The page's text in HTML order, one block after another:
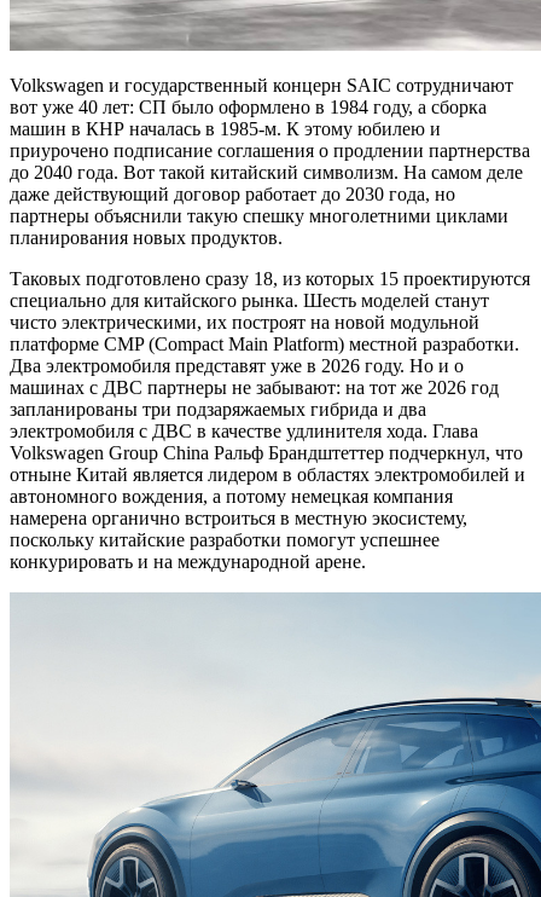
Volkswagen и государственный концерн SAIC сотрудничают
вот уже 40 лет: СП было оформлено в 1984 году, а сборка
машин в КНР началась в 1985-м. К этому юбилею и
приурочено подписание соглашения о продлении партнерства
до 2040 года. Вот такой китайский символизм. На самом деле
даже действующий договор работает до 2030 года, но
партнеры объяснили такую спешку многолетними циклами
планирования новых продуктов.
Таковых подготовлено сразу 18, из которых 15 проектируются
специально для китайского рынка. Шесть моделей станут
чисто электрическими, их построят на новой модульной
платформе CMP (Compact Main Platform) местной разработки.
Два электромобиля представят уже в 2026 году. Но и о
машинах с ДВС партнеры не забывают: на тот же 2026 год
запланированы три подзаряжаемых гибрида и два
электромобиля с ДВС в качестве удлинителя хода. Глава
Volkswagen Group China Ральф Брандштеттер подчеркнул, что
отныне Китай является лидером в областях электромобилей и
автономного вождения, а потому немецкая компания
намерена органично встроиться в местную экосистему,
поскольку китайские разработки помогут успешнее
конкурировать и на международной арене.